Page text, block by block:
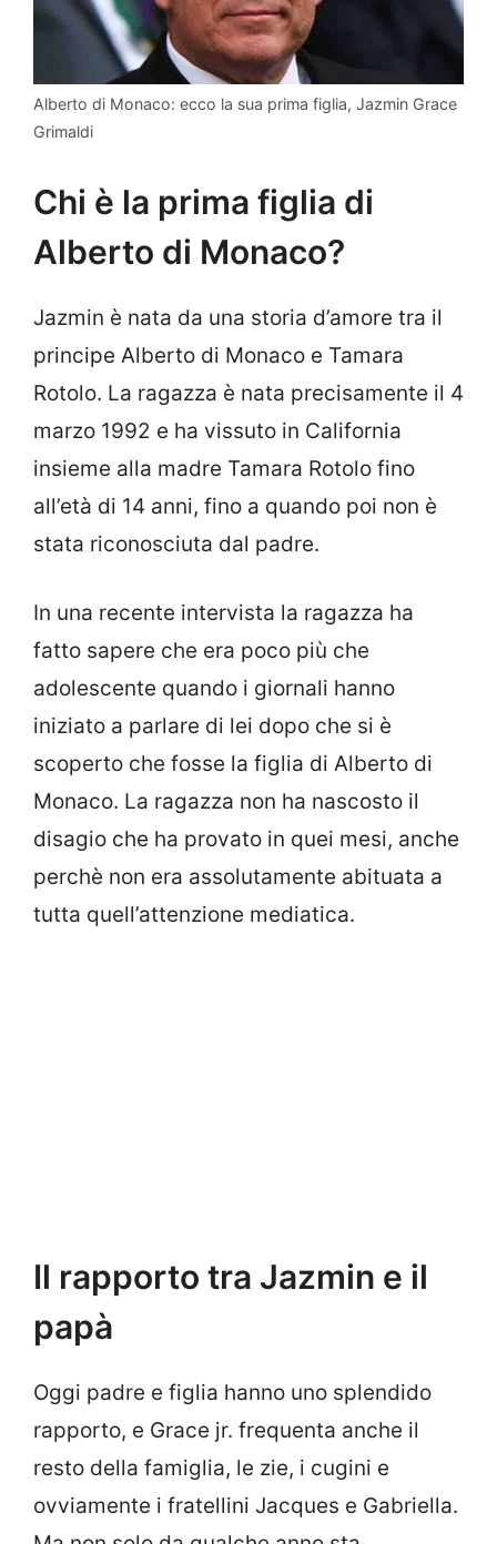
Alberto di Monaco: ecco la sua prima figlia, Jazmin Grace
Grimaldi
Chi è la prima figlia di
Alberto di Monaco?
Jazmin è nata da una storia d’amore tra il
principe Alberto di Monaco e Tamara
Rotolo. La ragazza è nata precisamente il 4
marzo 1992 e ha vissuto in California
insieme alla madre Tamara Rotolo fino
all’età di 14 anni, fino a quando poi non è
stata riconosciuta dal padre.
In una recente intervista la ragazza ha
fatto sapere che era poco più che
adolescente quando i giornali hanno
iniziato a parlare di lei dopo che si è
scoperto che fosse la figlia di Alberto di
Monaco. La ragazza non ha nascosto il
disagio che ha provato in quei mesi, anche
perchè non era assolutamente abituata a
tutta quell’attenzione mediatica.
Il rapporto tra Jazmin e il
papà
Oggi padre e figlia hanno uno splendido
rapporto, e Grace jr. frequenta anche il
resto della famiglia, le zie, i cugini e
ovviamente i fratellini Jacques e Gabriella.